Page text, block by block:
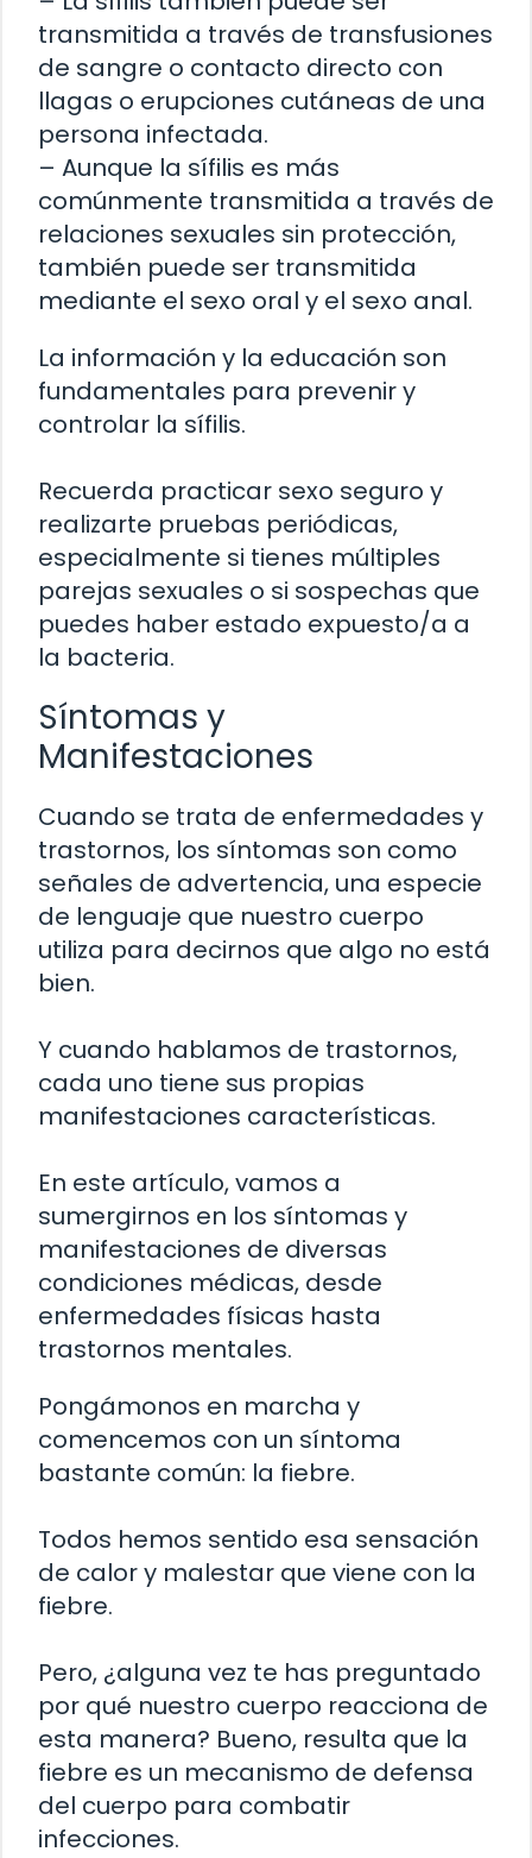
transmitida a través de transfusiones
de sangre o contacto directo con
llagas o erupciones cutáneas de una
persona infectada.
– Aunque la sífilis es más
comúnmente transmitida a través de
relaciones sexuales sin protección,
también puede ser transmitida
mediante el sexo oral y el sexo anal.
La información y la educación son
fundamentales para prevenir y
controlar la sífilis.
Recuerda practicar sexo seguro y
realizarte pruebas periódicas,
especialmente si tienes múltiples
parejas sexuales o si sospechas que
puedes haber estado expuesto/a a
la bacteria.
Síntomas y
Manifestaciones
Cuando se trata de enfermedades y
trastornos, los síntomas son como
señales de advertencia, una especie
de lenguaje que nuestro cuerpo
utiliza para decirnos que algo no está
bien.
Y cuando hablamos de trastornos,
cada uno tiene sus propias
manifestaciones características.
En este artículo, vamos a
sumergirnos en los síntomas y
manifestaciones de diversas
condiciones médicas, desde
enfermedades físicas hasta
trastornos mentales.
Pongámonos en marcha y
comencemos con un síntoma
bastante común: la fiebre.
Todos hemos sentido esa sensación
de calor y malestar que viene con la
fiebre.
Pero, ¿alguna vez te has preguntado
por qué nuestro cuerpo reacciona de
esta manera? Bueno, resulta que la
fiebre es un mecanismo de defensa
del cuerpo para combatir
infecciones.